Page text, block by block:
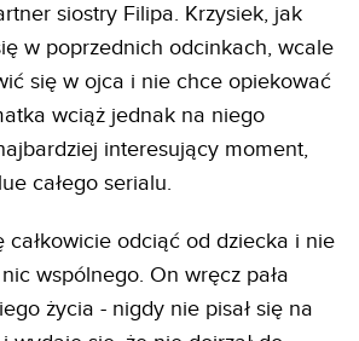
siostry Filipa. Krzysiek, jak
w poprzednich odcinkach, wcale
się w ojca i nie chce opiekować
wciąż jednak na niego
interesujący moment,
całego serialu.
całkowicie odciąć od dziecka i nie
wspólnego. On wręcz pała
życia - nigdy nie pisał się na